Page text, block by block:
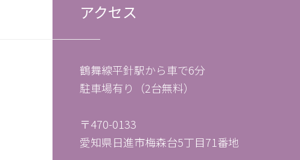
アクセス
鶴舞線平針駅から車で6分
駐車場有り（2台無料）
〒470-0133
愛知県日進市梅森台5丁目71番地